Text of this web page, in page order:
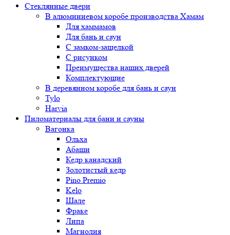
Стеклянные двери
В алюминиевом коробе производства Хамам
Для хаммамов
Для бань и саун
С замком-защелкой
С рисунком
Преимущества наших дверей
Комплектующие
В деревянном коробе для бань и саун
Tylo
Harvia
Пиломатериалы для бани и сауны
Вагонка
Ольха
Абаши
Кедр канадский
Золотистый кедр
Pino Premio
Kelo
Шале
Фраке
Липа
Магнолия